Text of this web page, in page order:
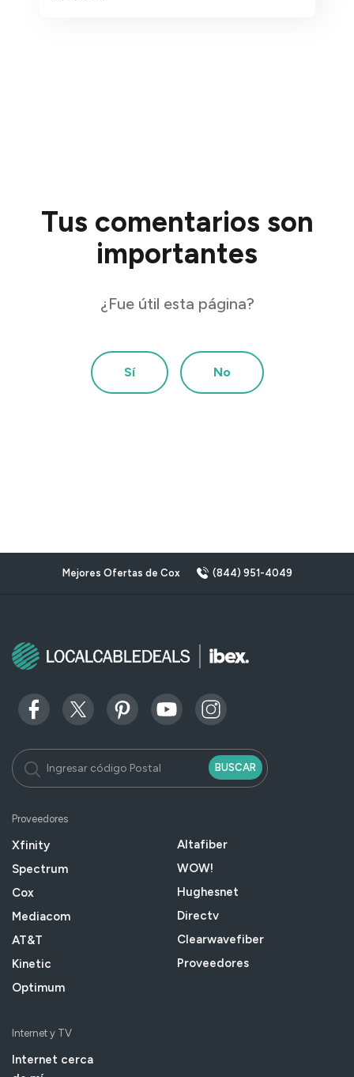
Tus comentarios son
importantes
¿Fue útil esta página?
Sí No
Mejores Ofertas de Cox (844) 951-4049
BUSCAR
Proveedores
Xfinity
Spectrum
Cox
Mediacom
AT&T
Kinetic
Optimum
Altafiber
WOW!
Hughesnet
Directv
Clearwavefiber
Proveedores
Internet y TV
Internet cerca